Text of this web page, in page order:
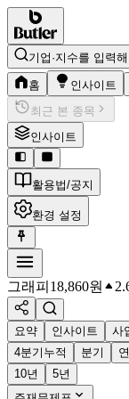
기업·지수를 입력
홈 인사이트
최근 본 종목
인사이트
활용법/공지
환경 설정
그래피 18,860원
요약 인사이트 사
4분기누적
분기
10년
5년